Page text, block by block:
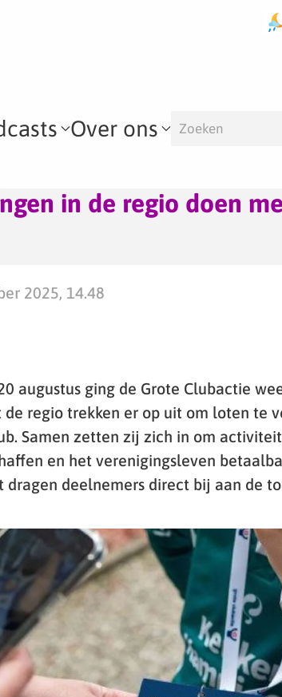
Over ons
in de regio doen
2025, 14.48
augustus ging de Grote Clubactie
regio trekken er op uit om loten te
Samen zetten zij zich in om
en het verenigingsleven
dragen deelnemers direct bij aan de